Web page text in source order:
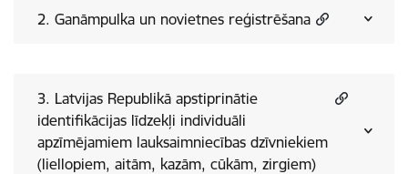
2. Ganāmpulka un novietnes reģistrēšana
3. Latvijas Republikā apstiprinātie
identifikācijas līdzekļi individuāli
apzīmējamiem lauksaimniecības dzīvniekiem
(liellopiem, aitām, kazām, cūkām, zirgiem)